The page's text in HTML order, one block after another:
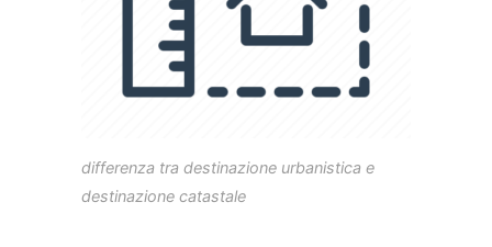
differenza tra destinazione urbanistica e
destinazione catastale